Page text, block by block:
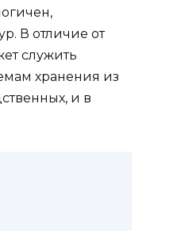
В отличие от
служить
хранения из
и в